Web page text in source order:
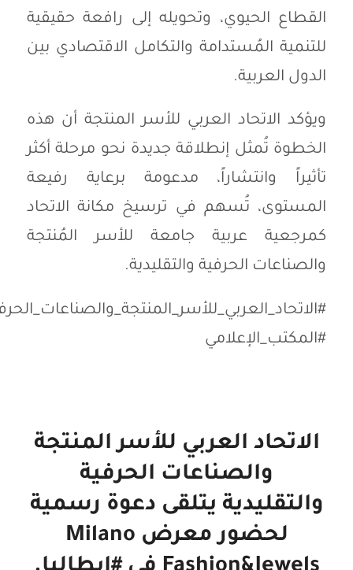
القطاع الحيوي، وتحويله إلى رافعة حقيقية
للتنمية المُستدامة والتكامل الاقتصادي بين
الدول العربية.
ويؤكد الاتحاد العربي للأسر المنتجة أن هذه
الخطوة تُمثل إنطلاقة جديدة نحو مرحلة أكثر
تأثيراً وانتشاراً، مدعومة برعاية رفيعة
المستوى، تُسهم في ترسيخ مكانة الاتحاد
كمرجعية عربية جامعة للأسر المُنتجة
والصناعات الحرفية والتقليدية.
#المكتب_الإعلامي
الاتحاد العربي للأسر المنتجة
والصناعات الحرفية
والتقليدية يتلقى دعوة رسمية
لحضور معرض Milano